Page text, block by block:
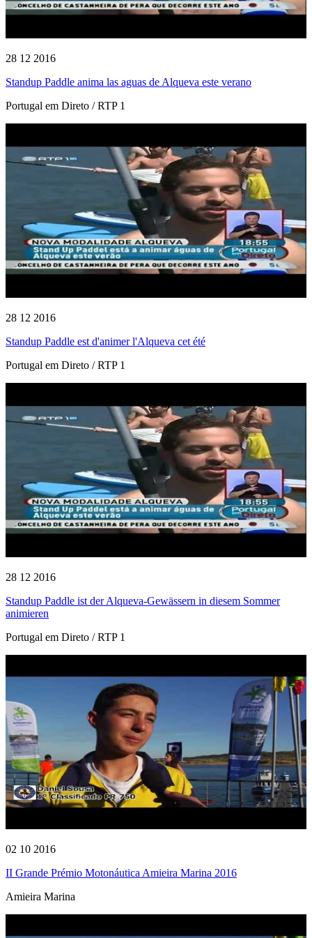
28 12 2016
Standup Paddle anima las aguas de Alqueva este verano
Portugal em Direto / RTP 1
28 12 2016
Standup Paddle est d'animer l'Alqueva cet été
Portugal em Direto / RTP 1
28 12 2016
Standup Paddle ist der Alqueva-Gewässern in diesem Sommer
animieren
Portugal em Direto / RTP 1
02 10 2016
II Grande Prémio Motonáutica Amieira Marina 2016
Amieira Marina